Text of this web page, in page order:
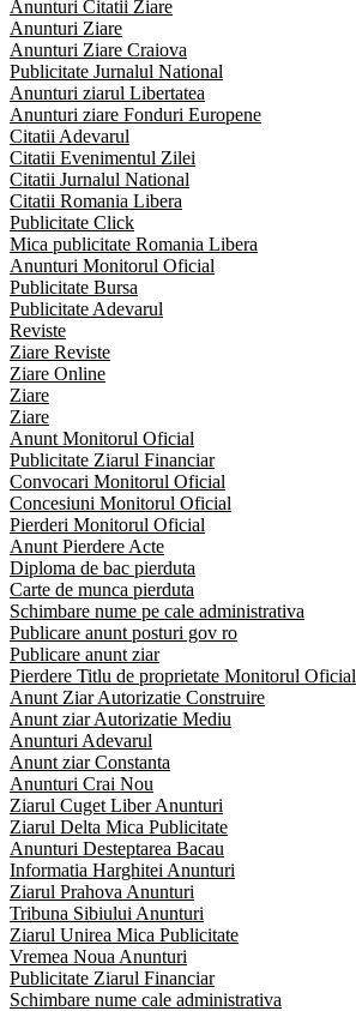
Anunturi Citatii Ziare
Anunturi Ziare
Anunturi Ziare Craiova
Publicitate Jurnalul National
Anunturi ziarul Libertatea
Anunturi ziare Fonduri Europene
Citatii Adevarul
Citatii Evenimentul Zilei
Citatii Jurnalul National
Citatii Romania Libera
Publicitate Click
Mica publicitate Romania Libera
Anunturi Monitorul Oficial
Publicitate Bursa
Publicitate Adevarul
Reviste
Ziare Reviste
Ziare Online
Ziare
Ziare
Anunt Monitorul Oficial
Publicitate Ziarul Financiar
Convocari Monitorul Oficial
Concesiuni Monitorul Oficial
Pierderi Monitorul Oficial
Anunt Pierdere Acte
Diploma de bac pierduta
Carte de munca pierduta
Schimbare nume pe cale administrativa
Publicare anunt posturi gov ro
Publicare anunt ziar
Pierdere Titlu de proprietate Monitorul Oficial
Anunt Ziar Autorizatie Construire
Anunt ziar Autorizatie Mediu
Anunturi Adevarul
Anunt ziar Constanta
Anunturi Crai Nou
Ziarul Cuget Liber Anunturi
Ziarul Delta Mica Publicitate
Anunturi Desteptarea Bacau
Informatia Harghitei Anunturi
Ziarul Prahova Anunturi
Tribuna Sibiului Anunturi
Ziarul Unirea Mica Publicitate
Vremea Noua Anunturi
Publicitate Ziarul Financiar
Schimbare nume cale administrativa